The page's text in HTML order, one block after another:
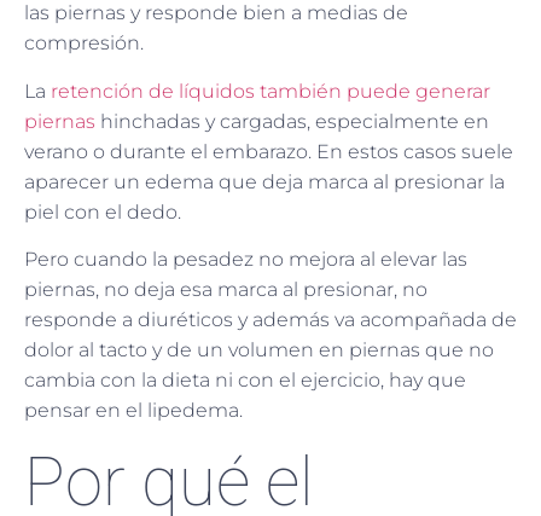
las piernas y responde bien a medias de
compresión.
La retención de líquidos también puede generar
piernas hinchadas y cargadas, especialmente en
verano o durante el embarazo. En estos casos suele
aparecer un edema que deja marca al presionar la
piel con el dedo.
Pero cuando la pesadez no mejora al elevar las
piernas, no deja esa marca al presionar, no
responde a diuréticos y además va acompañada de
dolor al tacto y de un volumen en piernas que no
cambia con la dieta ni con el ejercicio, hay que
pensar en el lipedema.
Por qué el